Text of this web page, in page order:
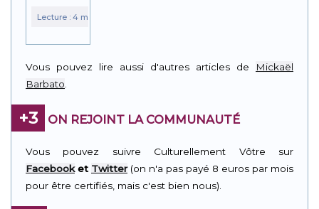
Vous pouvez lire aussi d'autres articles de
Mickaël
Barbato
+3 ON REJOINT LA COMMUNAUTÉ
Vous pouvez suivre Culturellement Vôtre sur
Facebooket Twitter(on n'a pas payé 8 euros par mois
pour être certifiés, mais c'est bien nous).